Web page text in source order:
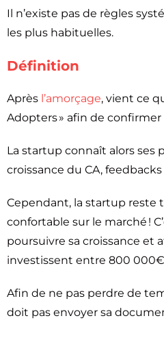
Il n’existe pas de règles
les plus habituelles.
Définition
Après l’amorçage, vient ce
Adopters » afin de
La startup connaît alors ses
croissance du CA,
Cependant, la startup reste
confortable sur le marché !
poursuivre sa croissance et
investissent entre 800 000€
Afin de ne pas perdre de
doit pas envoyer sa